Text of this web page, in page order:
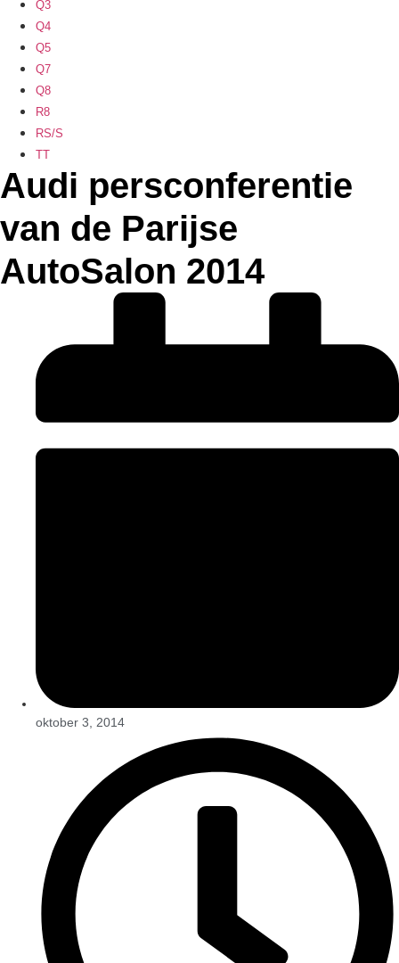
Q3
Q4
Q5
Q7
Q8
R8
RS/S
TT
Audi persconferentie
van de Parijse
AutoSalon 2014
oktober 3, 2014